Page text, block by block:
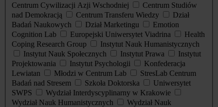
Centrum Cywilizacji Azji Wschodniej
Centrum Studiów
nad Demokracją
Centrum Transferu Wiedzy
Dział
Badań Naukowych
Dział Marketingu
Emotion
Cognition Lab
Europejski Uniwersytet Viadrina
Health
Coping Research Group
Instytut Nauk Humanistycznych
Instytut Nauk Społecznych
Instytut Prawa
Instytut
Projektowania
Instytut Psychologii
Konfederacja
Lewiatan
Młodzi w Centrum Lab
StresLab Centrum
Badań nad Stresem
Szkoła Doktorska
Uniwersytet
SWPS
Wydział Interdyscyplinarny w Krakowie
Wydział Nauk Humanistycznych
Wydział Nauk